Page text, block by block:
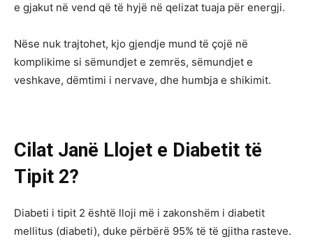
e gjakut në vend që të hyjë në qelizat tuaja për energji.
Nëse nuk trajtohet, kjo gjendje mund të çojë në
komplikime si sëmundjet e zemrës, sëmundjet e
veshkave, dëmtimi i nervave, dhe humbja e shikimit.
Cilat Janë Llojet e Diabetit të
Tipit 2?
Diabeti i tipit 2 është lloji më i zakonshëm i diabetit
mellitus (diabeti), duke përbërë 95% të të gjitha rasteve.